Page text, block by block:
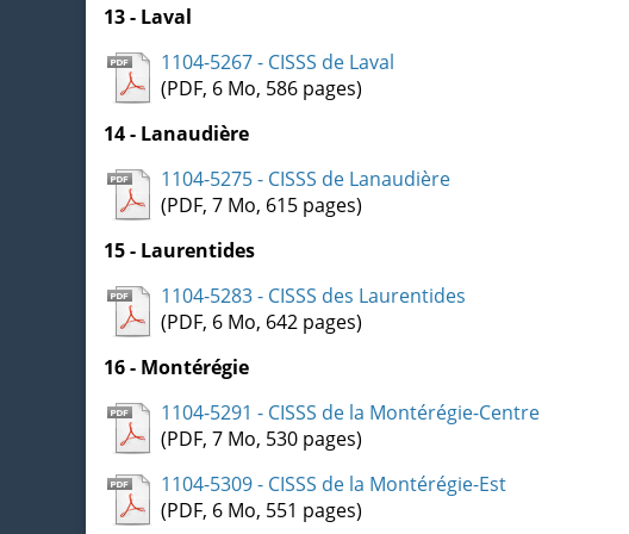
13 - Laval
1104-5267 - CISSS de Laval
(PDF, 6 Mo, 586 pages)
14 - Lanaudière
1104-5275 - CISSS de Lanaudière
(PDF, 7 Mo, 615 pages)
15 - Laurentides
1104-5283 - CISSS des Laurentides
(PDF, 6 Mo, 642 pages)
16 - Montérégie
1104-5291 - CISSS de la Montérégie-Centre
(PDF, 7 Mo, 530 pages)
1104-5309 - CISSS de la Montérégie-Est
(PDF, 6 Mo, 551 pages)